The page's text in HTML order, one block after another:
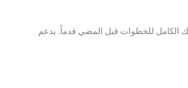
الكامل للخطوات قبل المضي قدماً. يدعم